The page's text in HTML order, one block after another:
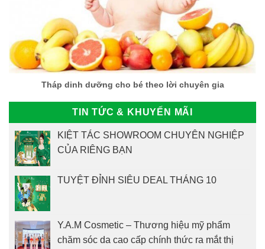
Tháp dinh dưỡng cho bé theo lời chuyên gia
TIN TỨC & KHUYẾN MÃI
KIỆT TÁC SHOWROOM CHUYÊN NGHIỆP
CỦA RIÊNG BẠN
TUYỆT ĐỈNH SIÊU DEAL THÁNG 10
Y.A.M Cosmetic – Thương hiệu mỹ phẩm
chăm sóc da cao cấp chính thức ra mắt thị